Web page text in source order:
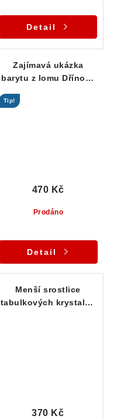
Detail
Zajímavá ukázka
barytu z lomu Dřínová
Tip!
Prodáno
470 Kč
Detail
Menší srostlice
tabulkových krystalků
370 Kč